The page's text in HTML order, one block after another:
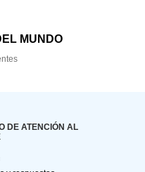
MUNDO
DE ATENCIÓN AL